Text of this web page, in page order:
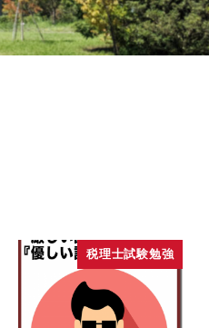
税理士試験勉強